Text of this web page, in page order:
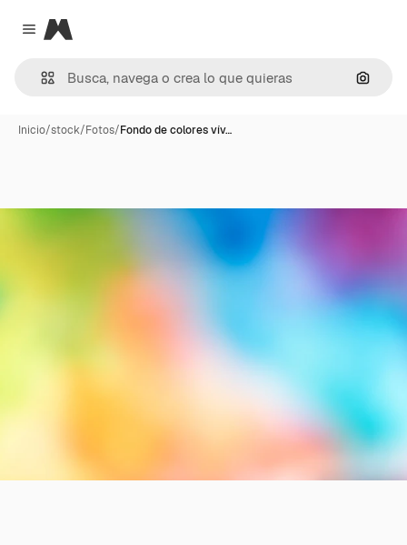
Close menu
Magnific
Inicio/stock/Fotos/Fondo de colores vív…